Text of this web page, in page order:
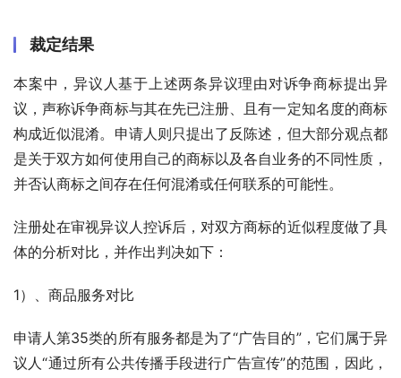
裁定结果
本案中，异议人基于上述两条异议理由对诉争商标提出异
议，声称诉争商标与其在先已注册、且有一定知名度的商标
构成近似混淆。申请人则只提出了反陈述，但大部分观点都
是关于双方如何使用自己的商标以及各自业务的不同性质，
并否认商标之间存在任何混淆或任何联系的可能性。
注册处在审视异议人控诉后，对双方商标的近似程度做了具
体的分析对比，并作出判决如下：
1）、商品服务对比
申请人第35类的所有服务都是为了“广告目的”，它们属于异
议人“通过所有公共传播手段进行广告宣传”的范围，因此，